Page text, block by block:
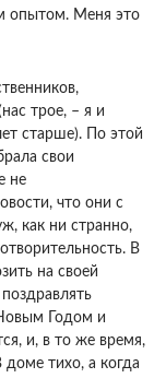
опытом. Меня это
трое, – я и
старше). По этой
свои
не
что они с
как ни странно,
В
на своей
Годом и
и, в то же время,
доме тихо, а когда